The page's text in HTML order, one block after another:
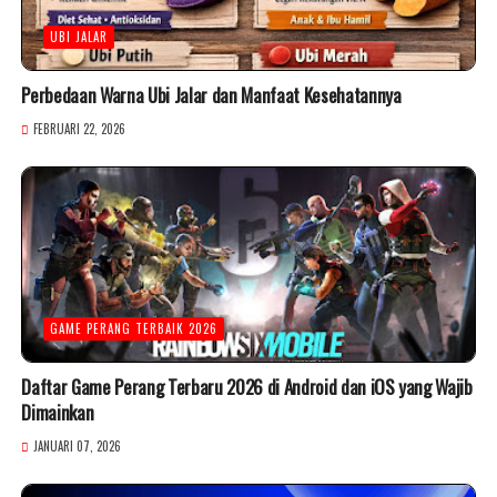
UBI JALAR
Perbedaan Warna Ubi Jalar dan Manfaat Kesehatannya
FEBRUARI 22, 2026
GAME PERANG TERBAIK 2026
Daftar Game Perang Terbaru 2026 di Android dan iOS yang Wajib
Dimainkan
JANUARI 07, 2026